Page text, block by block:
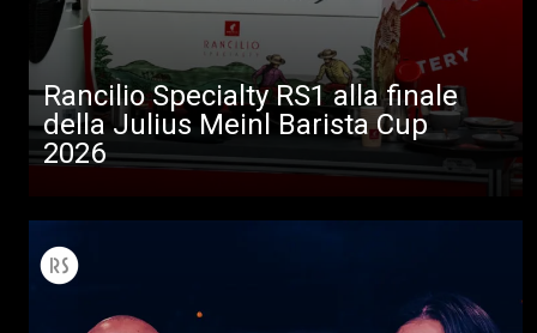
Rancilio Specialty RS1 alla finale
della Julius Meinl Barista Cup
2026